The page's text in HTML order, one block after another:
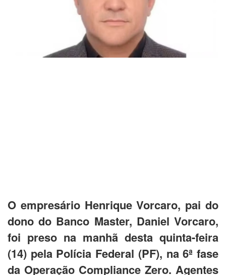
O empresário Henrique Vorcaro, pai do
dono do Banco Master, Daniel Vorcaro,
foi preso na manhã desta quinta-feira
(14) pela Polícia Federal (PF), na 6ª fase
da Operação Compliance Zero. Agentes